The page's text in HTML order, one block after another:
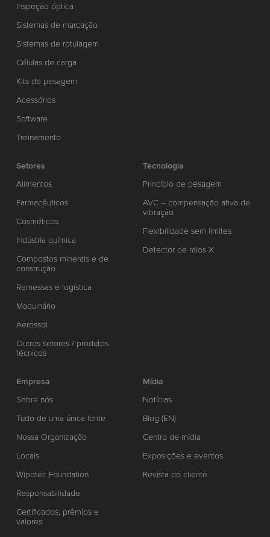
Inspeção óptica
Sistemas de marcação
Sistemas de rotulagem
Células de carga
Kits de pesagem
Acessórios
Software
Treinamento
Setores
Alimentos
Farmacêuticos
Cosméticos
Indústria química
Compostos minerais e de
construção
Remessas e logística
Maquinário
Aerossol
Outros setores / produtos
técnicos
Tecnologia
Princípio de pesagem
AVC – compensação ativa de
vibração
Flexibilidade sem limites
Detector de raios X
Empresa
Sobre nós
Tudo de uma única fonte
Nossa Organização
Locais
Wipotec Foundation
Responsabilidade
Certificados, prêmios e
valores
Mídia
Notícias
Blog (EN)
Centro de mídia
Exposições e eventos
Revista do cliente